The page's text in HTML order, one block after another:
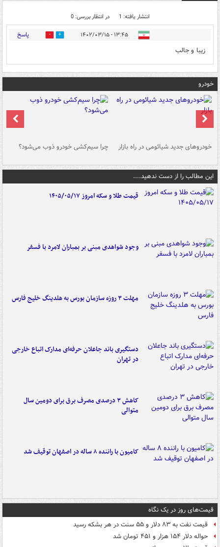
انتشار یافته: 1 در انتظار بررسی: 0
۱۳:۴۵ - ۱۴۰۲/۰۳/۱۵ 0 پاسخ
زیبا و جالب
خودرو
خودروهای جدید شیائومی در راه بازار چرا سیم‌کشی خودرو ذوب می‌شود؟
این مطالب را از دست ندهید....
قیمت طلا و سکه امروز ۱۴۰۵/۰۵/۱۷
وجود شواهدی مبنی بر بمباران لامرد با فسفر
مهلت ۳ روزه سازمان بورس به هلدینگ خلیج فارس
دستگیری باند جاعلان حرفه‌ای مدارک اتباع خارجی
در تهران
کاهش ۳ درصدی مصرف برق برای دومین سال
متوالی
کامیون با راننده ۸ ساله در اصفهان توقیف شد
قیمت‌های روز در یک نگاه
قیمت نفت به ۸۳ دلار و ۵۵ سنت در هر بشکه رسید
حواله دلار ۱۵۴ هزار و ۴۵۱ تومان شد